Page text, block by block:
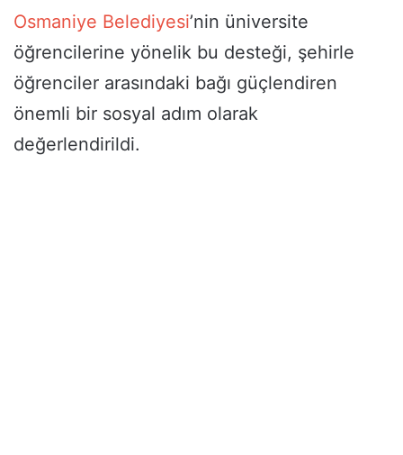
Osmaniye Belediyesi’nin üniversite
öğrencilerine yönelik bu desteği, şehirle
öğrenciler arasındaki bağı güçlendiren
önemli bir sosyal adım olarak
değerlendirildi.